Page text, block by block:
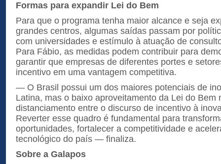
Formas para expandir Lei do Bem
Para que o programa tenha maior alcance e seja
grandes centros, algumas saídas passam por
com universidades e estímulo à atuação de
Para Fábio, as medidas podem contribuir para
garantir que empresas de diferentes portes e
incentivo em uma vantagem competitiva.
— O Brasil possui um dos maiores potenciais de
Latina, mas o baixo aproveitamento da Lei do Bem
distanciamento entre o discurso de incentivo à
Reverter esse quadro é fundamental para
oportunidades, fortalecer a competitividade e
tecnológico do país — finaliza.
Sobre a Galapos